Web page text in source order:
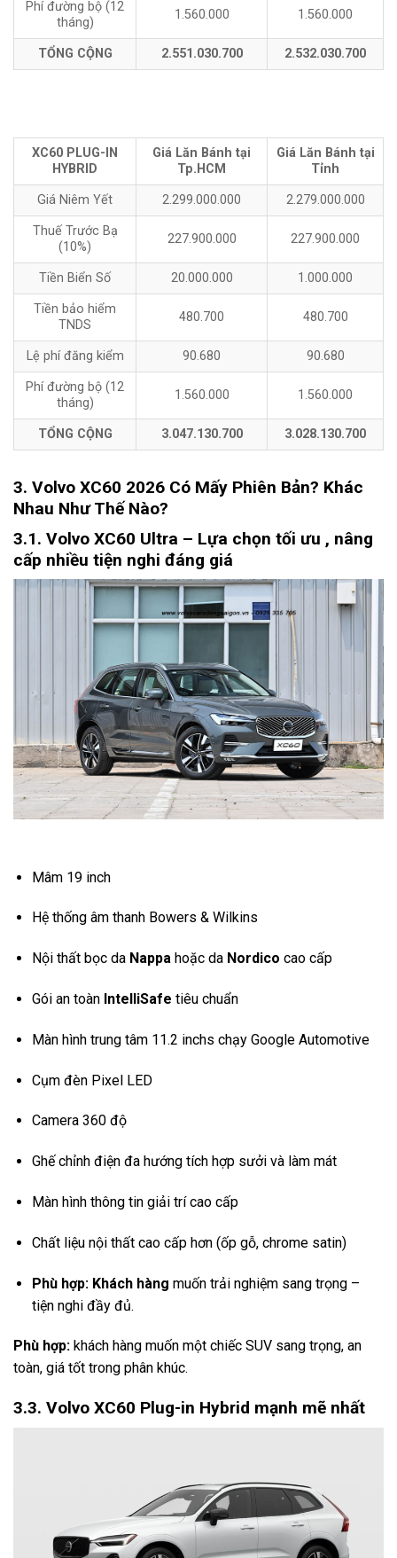
Phí đường bộ (12
tháng)
1.560.000 1.560.000
TỔNG CỘNG 2.551.030.700 2.532.030.700
XC60 PLUG-IN
HYBRID
Giá Lăn Bánh tại
Tp.HCM
Giá Lăn Bánh tại
Tỉnh
Giá Niêm Yết 2.299.000.000 2.279.000.000
Thuế Trước Bạ
(10%)
227.900.000 227.900.000
Tiền Biển Số 20.000.000 1.000.000
Tiền bảo hiểm
TNDS
480.700 480.700
Lệ phí đăng kiểm 90.680 90.680
Phí đường bộ (12
tháng)
1.560.000 1.560.000
TỔNG CỘNG 3.047.130.700 3.028.130.700
3. Volvo XC60 2026 Có Mấy Phiên Bản? Khác
Nhau Như Thế Nào?
3.1. Volvo XC60 Ultra – Lựa chọn tối ưu , nâng
cấp nhiều tiện nghi đáng giá
Mâm 19 inch
Hệ thống âm thanh Bowers & Wilkins
Nội thất bọc da Nappahoặc da Nordico cao cấp
Gói an toàn IntelliSafe tiêu chuẩn
Màn hình trung tâm 11.2 inchs chạy Google Automotive
Cụm đèn Pixel LED
Camera 360 độ
Ghế chỉnh điện đa hướng tích hợp sưởi và làm mát
Màn hình thông tin giải trí cao cấp
Chất liệu nội thất cao cấp hơn (ốp gỗ, chrome satin)
Phù hợp: Khách hàng muốn trải nghiệm sang trọng –
tiện nghi đầy đủ.
Phù hợp: khách hàng muốn một chiếc SUV sang trọng, an
toàn, giá tốt trong phân khúc.
3.3. Volvo XC60 Plug-in Hybrid mạnh mẽ nhất